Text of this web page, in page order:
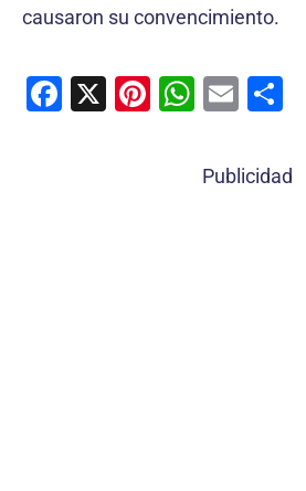
causaron su convencimiento.
F
X
Pi W
at
E
ai m
Publicidad